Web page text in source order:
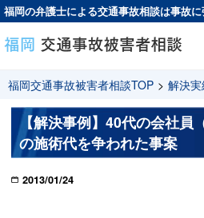
福岡の弁護士による交通事故相談は事故
福岡交通事故被害者相談TOP > 解決
【解決事例】40代の会社員
の施術代を争われた事案
2013/01/24